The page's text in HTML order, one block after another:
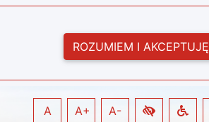
ROZUMIEM I AKCEPTUJĘ
A A+ A-